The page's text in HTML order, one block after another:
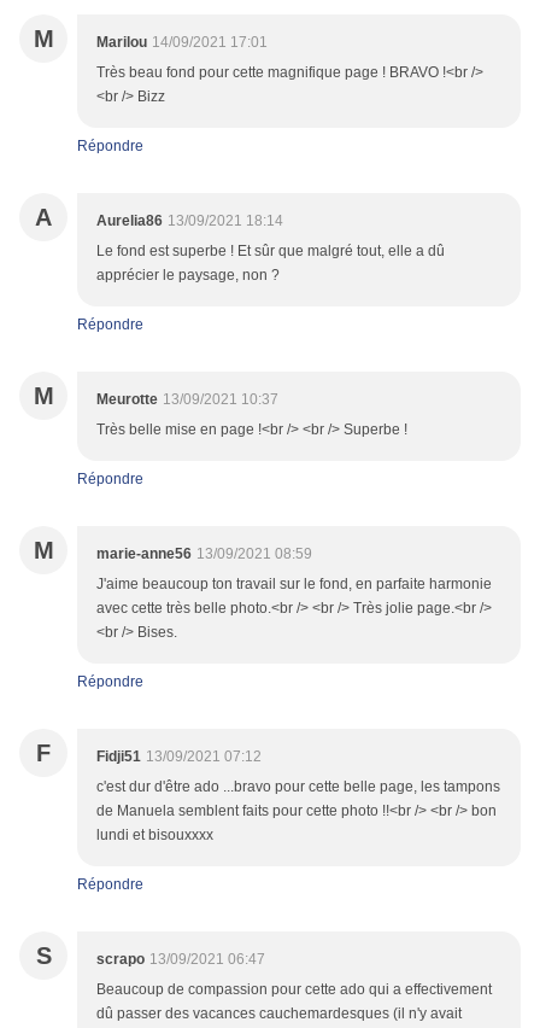
M Marilou 14/09/2021 17:01
Très beau fond pour cette magnifique page ! BRAVO !<br />
<br /> Bizz
Répondre
A Aurelia86 13/09/2021 18:14
Le fond est superbe ! Et sûr que malgré tout, elle a dû
apprécier le paysage, non ?
Répondre
M Meurotte 13/09/2021 10:37
Très belle mise en page !<br /> <br /> Superbe !
Répondre
M marie-anne56 13/09/2021 08:59
J'aime beaucoup ton travail sur le fond, en parfaite harmonie
avec cette très belle photo.<br /> <br /> Très jolie page.<br />
<br /> Bises.
Répondre
F Fidji51 13/09/2021 07:12
c'est dur d'être ado ...bravo pour cette belle page, les tampons
de Manuela semblent faits pour cette photo !!<br /> <br /> bon
lundi et bisouxxxx
Répondre
S scrapo 13/09/2021 06:47
Beaucoup de compassion pour cette ado qui a effectivement
dû passer des vacances cauchemardesques (il n'y avait